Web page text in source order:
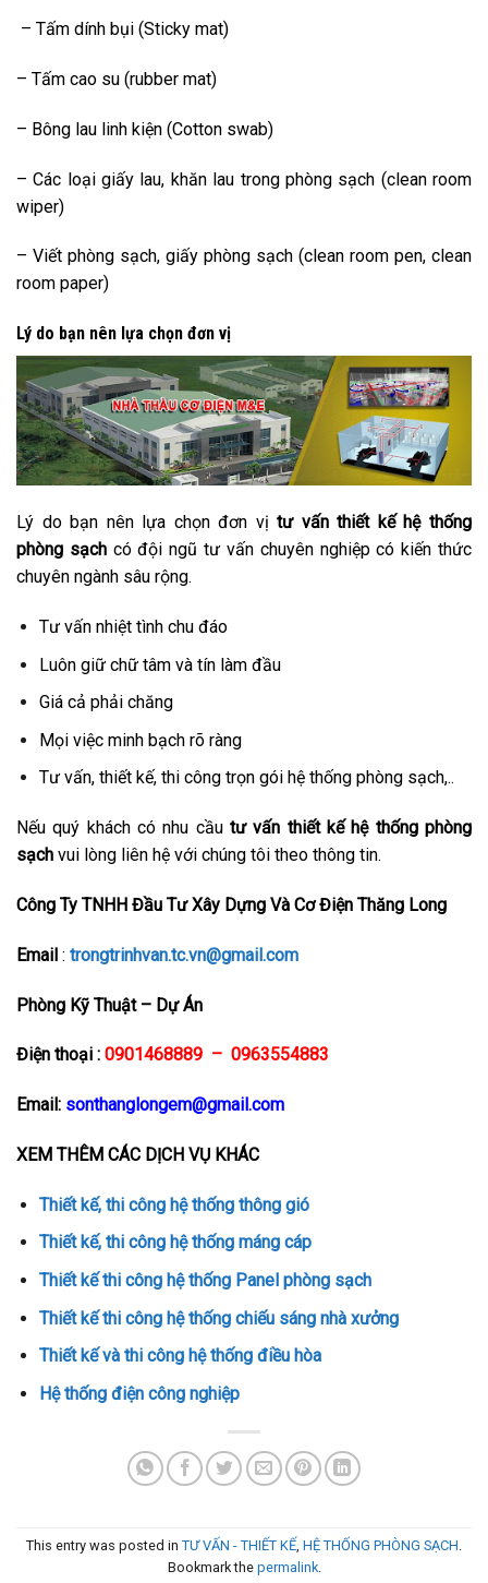
– Tấm dính bụi (Sticky mat)
– Tấm cao su (rubber mat)
– Bông lau linh kiện (Cotton swab)
– Các loại giấy lau, khăn lau trong phòng sạch (clean room
wiper)
– Viết phòng sạch, giấy phòng sạch (clean room pen, clean
room paper)
Lý do bạn nên lựa chọn đơn vị
Lý do bạn nên lựa chọn đơn vịtư vấn thiết kế hệ thống
phòng sạchcó đội ngũ tư vấn chuyên nghiệp có kiến thức
chuyên ngành sâu rộng.
Tư vấn nhiệt tình chu đáo
Luôn giữ chữ tâm và tín làm đầu
Giá cả phải chăng
Mọi việc minh bạch rõ ràng
Tư vấn, thiết kế, thi công trọn gói hệ thống phòng sạch,..
Nếu quý khách có nhu cầu tư vấn thiết kế hệ thống phòng
sạch vui lòng liên hệ với chúng tôi theo thông tin.
Công Ty TNHH Đầu Tư Xây Dựng Và Cơ Điện Thăng Long
Email : trongtrinhvan.tc.vn@gmail.com
Phòng Kỹ Thuật – Dự Án
Điện thoại : 0901468889 – 0963554883
Email: sonthanglongem@gmail.com
XEM THÊM CÁC DỊCH VỤ KHÁC
Thiết kế, thi công hệ thống thông gió
Thiết kế, thi công hệ thống máng cáp
Thiết kế thi công hệ thống Panel phòng sạch
Thiết kế thi công hệ thống chiếu sáng nhà xưởng
Thiết kế và thi công hệ thống điều hòa
Hệ thống điện công nghiệp
This entry was posted in TƯ VẤN - THIẾT KẾ, HỆ THỐNG PHÒNG SẠCH.
Bookmark the permalink.